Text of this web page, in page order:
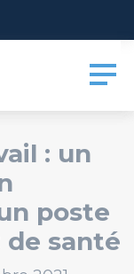
: un
poste
santé